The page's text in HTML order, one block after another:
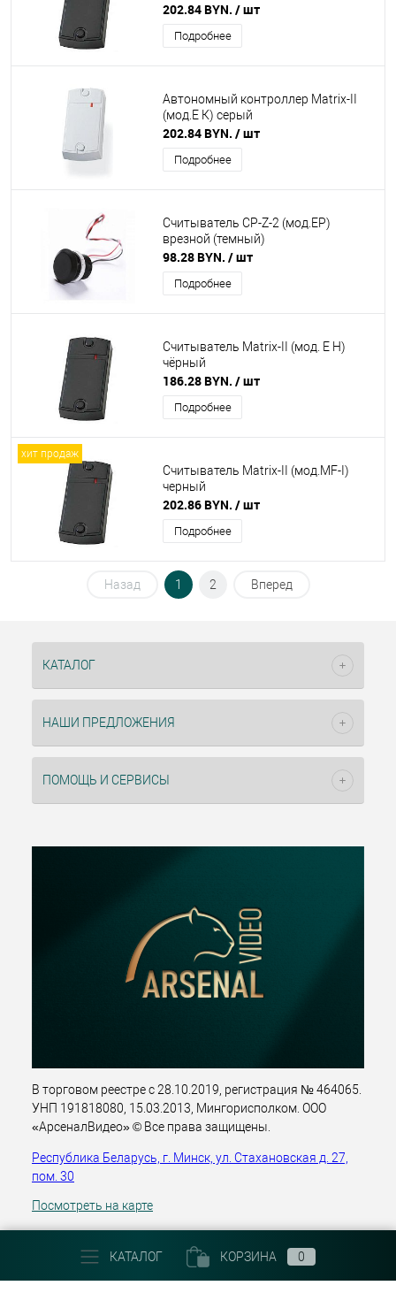
202.84 BYN. / шт
Подробнее
Автономный контроллер Matrix-II
(мод.Е К) серый
202.84 BYN. / шт
Подробнее
Считыватель CP-Z-2 (мод.ЕP)
врезной (темный)
98.28 BYN. / шт
Подробнее
Считыватель Matrix-II (мод. E H)
чёрный
186.28 BYN. / шт
Подробнее
хит продаж
Считыватель Matrix-II (мод.MF-I)
черный
202.86 BYN. / шт
Подробнее
Назад 1 2 Вперед
КАТАЛОГ
НАШИ ПРЕДЛОЖЕНИЯ
ПОМОЩЬ И СЕРВИСЫ
В торговом реестре с 28.10.2019, регистрация № 464065.
УНП 191818080, 15.03.2013, Мингорисполком. ООО
«АрсеналВидео» © Все права защищены.
Республика Беларусь, г. Минск, ул. Стахановская д. 27,
пом. 30
Посмотреть на карте
+375 (29) 303 22 30
КАТАЛОГ КОРЗИНА 0